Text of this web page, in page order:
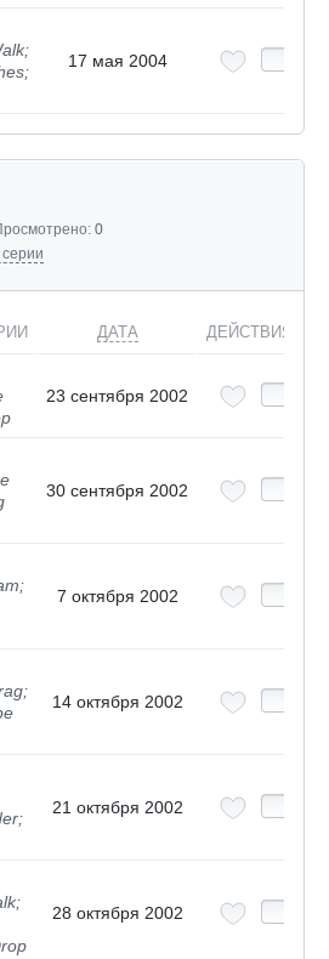
17 мая 2004
0
ДАТА ДЕЙСТВИЯ
23 сентября 2002
30 сентября 2002
7 октября 2002
14 октября 2002
21 октября 2002
28 октября 2002